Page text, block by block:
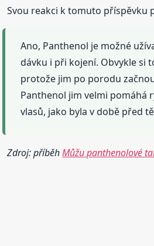
Svou reakci k tomuto příspěvku
Ano, Panthenol je možné
dávku i při kojení. Obvykle si
protože jim po porodu
Panthenol jim velmi pomáhá
vlasů, jako byla v době před
Zdroj: příběhMůžu panthenolové